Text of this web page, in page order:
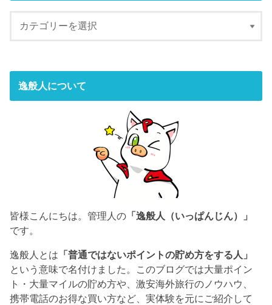
逸般人について
皆様こんにちは。管理人の 「逸般人（いっぱんじん）」
です。
逸般人とは 「普通ではないポイントの貯め方をする人」
という意味で名付けました。このブログでは大量ポイン
ト・大量マイルの貯め方や、激安海外旅行のノウハウ、
携帯電話のお得な買い方など、実体験を元にご紹介して